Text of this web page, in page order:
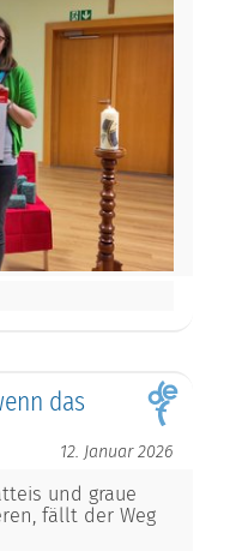
das
12. Januar 2026
und graue
fällt der Weg